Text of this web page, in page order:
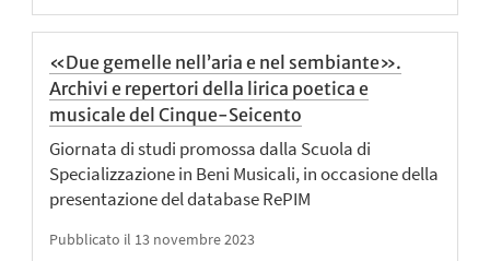
«Due gemelle nell’aria e nel sembiante».
Archivi e repertori della lirica poetica e
musicale del Cinque-Seicento
Giornata di studi promossa dalla Scuola di
Specializzazione in Beni Musicali, in occasione della
presentazione del database RePIM
Pubblicato il 13 novembre 2023